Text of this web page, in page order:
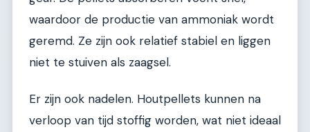
waardoor de productie van ammoniak wordt
geremd. Ze zijn ook relatief stabiel en liggen
niet te stuiven als zaagsel.
Er zijn ook nadelen. Houtpellets kunnen na
verloop van tijd stoffig worden, wat niet ideaal